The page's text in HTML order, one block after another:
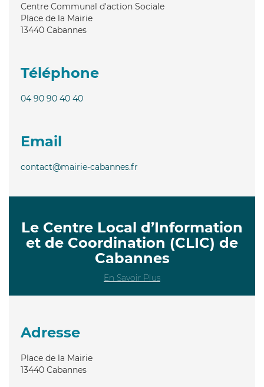
Centre Communal d'action Sociale
Place de la Mairie
13440 Cabannes
Téléphone
04 90 90 40 40
Email
contact@mairie-cabannes.fr
Le Centre Local d’Information
et de Coordination (CLIC) de
Cabannes
En Savoir Plus
Adresse
Place de la Mairie
13440 Cabannes